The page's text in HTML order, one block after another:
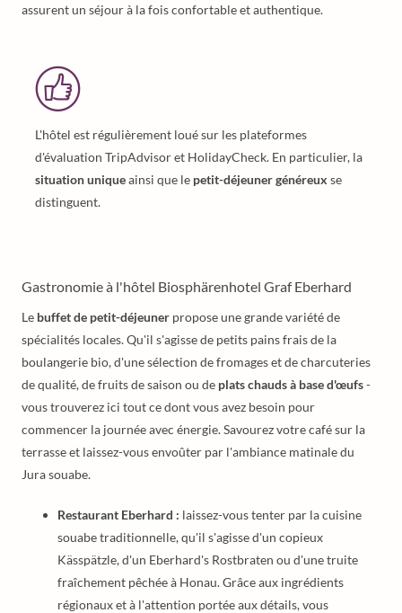
assurent un séjour à la fois confortable et authentique.
L'hôtel est régulièrement loué sur les plateformes
d'évaluation TripAdvisor et HolidayCheck. En particulier, la
situation uniqueainsi que le petit-déjeuner généreux se
distinguent.
Gastronomie à l'hôtel Biosphärenhotel Graf Eberhard
Le buffet de petit-déjeuner propose une grande variété de
spécialités locales. Qu'il s'agisse de petits pains frais de la
boulangerie bio, d'une sélection de fromages et de charcuteries
de qualité, de fruits de saison ou de plats chauds à base d'œufs-
vous trouverez ici tout ce dont vous avez besoin pour
commencer la journée avec énergie. Savourez votre café sur la
terrasse et laissez-vous envoûter par l'ambiance matinale du
Jura souabe.
Restaurant Eberhard : laissez-vous tenter par la cuisine
souabe traditionnelle, qu'il s'agisse d'un copieux
Kässpätzle, d'un Eberhard's Rostbraten ou d'une truite
fraîchement pêchée à Honau. Grâce aux ingrédients
régionaux et à l'attention portée aux détails, vous